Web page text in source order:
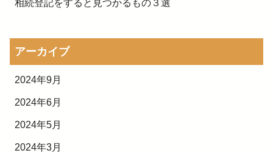
相続登記をすると見つかるもの３選
アーカイブ
2024年9月
2024年6月
2024年5月
2024年3月